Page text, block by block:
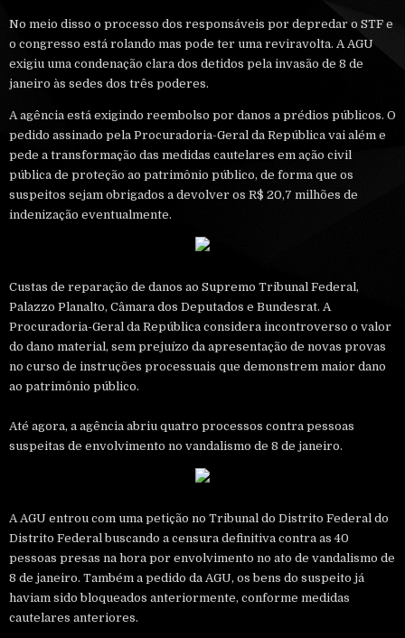
No meio disso o processo dos responsáveis por depredar o STF e
o congresso está rolando mas pode ter uma reviravolta. A AGU
exigiu uma condenação clara dos detidos pela invasão de 8 de
janeiro às sedes dos três poderes.
A agência está exigindo reembolso por danos a prédios públicos. O
pedido assinado pela Procuradoria-Geral da República vai além e
pede a transformação das medidas cautelares em ação civil
pública de proteção ao patrimônio público, de forma que os
suspeitos sejam obrigados a devolver os R$ 20,7 milhões de
indenização eventualmente.
Custas de reparação de danos ao Supremo Tribunal Federal,
Palazzo Planalto, Câmara dos Deputados e Bundesrat. A
Procuradoria-Geral da República considera incontroverso o valor
do dano material, sem prejuízo da apresentação de novas provas
no curso de instruções processuais que demonstrem maior dano
ao patrimônio público.
Até agora, a agência abriu quatro processos contra pessoas
suspeitas de envolvimento no vandalismo de 8 de janeiro.
A AGU entrou com uma petição no Tribunal do Distrito Federal do
Distrito Federal buscando a censura definitiva contra as 40
pessoas presas na hora por envolvimento no ato de vandalismo de
8 de janeiro. Também a pedido da AGU, os bens do suspeito já
haviam sido bloqueados anteriormente, conforme medidas
cautelares anteriores.